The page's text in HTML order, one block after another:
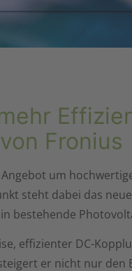
Fronius
um
steht dabei das
bestehende
effizienter DC-
er nicht nur den